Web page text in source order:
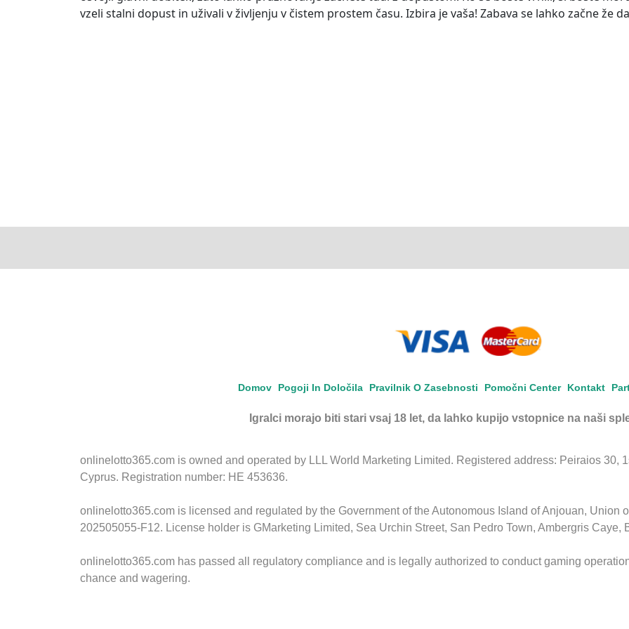
vzeli stalni dopust in uživali v življenju v čistem prostem času. Izbira je vaša! Zabava se lahko začne že
Domov Pogoji In Določila Pravilnik O Zasebnosti Pomočni Center Kontakt
Igralci morajo biti stari vsaj 18 let, da lahko kupijo vstopnice na naši
onlinelotto365.com is owned and operated by LLL World Marketing Limited. Registered address: Peiraios 30,
Cyprus. Registration number: HE 453636.
onlinelotto365.com is licensed and regulated by the Government of the Autonomous Island of Anjouan, Union
202505055-F12. License holder is GMarketing Limited, Sea Urchin Street, San Pedro Town, Ambergris Caye,
onlinelotto365.com has passed all regulatory compliance and is legally authorized to conduct gaming
chance and wagering.